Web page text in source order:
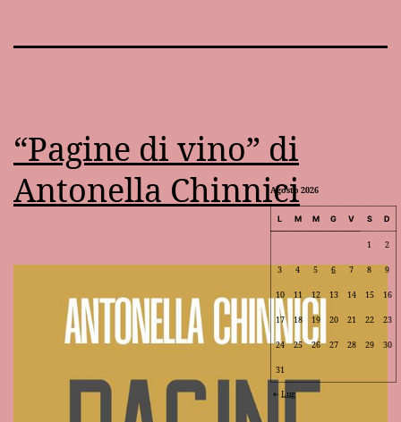
“Pagine di vino” di
Antonella Chinnici
Agosto 2026
L M M G V S D
1 2
3 4 5 6 7 8 9
10 11 12 13 14 15 16
17 18 19 20 21 22 23
24 25 26 27 28 29 30
31
Lug